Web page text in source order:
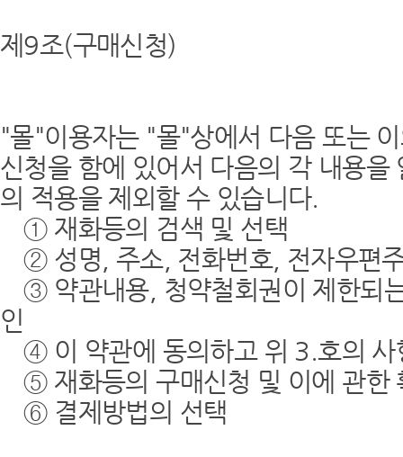
제9조(구매신청)
"몰"이용자는 "몰"상에서 다음 또는
신청을 함에 있어서 다음의 각 내용
의 적용을 제외할 수 있습니다.
① 재화등의 검색 및 선택
② 성명, 주소, 전화번호, 전자우편
③ 약관내용, 청약철회권이 제한되
인
④ 이 약관에 동의하고 위 3.호의 사
⑤ 재화등의 구매신청 및 이에 관한
⑥ 결제방법의 선택